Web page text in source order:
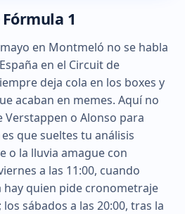
1
en Montmeló no se habla
en el Circuit de
deja cola en los boxes y
acaban en memes. Aquí no
Verstappen o Alonso para
que sueltes tu análisis
o la lluvia amague con
a las 11:00, cuando
hay quien pide cronometraje
sábados a las 20:00, tras la